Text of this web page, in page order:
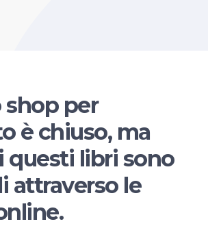
shop per
è chiuso, ma
questi libri sono
attraverso le